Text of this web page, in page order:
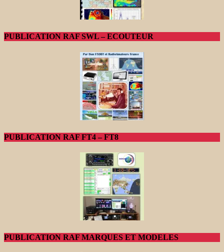
PUBLICATION RAF SWL – ECOUTEUR
PUBLICATION RAF FT4 – FT8
PUBLICATION RAF MARQUES ET MODELES